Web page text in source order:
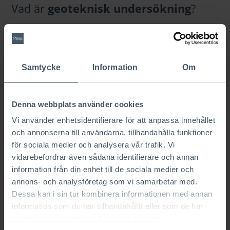
Samtycke Information Om
Denna webbplats använder cookies
Vi använder enhetsidentifierare för att anpassa innehållet
och annonserna till användarna, tillhandahålla funktioner
för sociala medier och analysera vår trafik. Vi
vidarebefordrar även sådana identifierare och annan
information från din enhet till de sociala medier och
annons- och analysföretag som vi samarbetar med.
Dessa kan i sin tur kombinera informationen med annan
information som du har tillhandahållit eller som de har
Vad är geoteknisk undersökning?
En geoteknisk undersökning görs främst för att
undersöka vilka laster en tomt klarar av. Vid
undersökningen får man information om
markförhållande som man inte kan avgöra med
blotta ögat. Vid byggnation av ett AChoice stenhus
Vad ärgarantibesiktning?
Det pågår en reklamationstid under 2 år efter
slutbesiktning. Skulle det uppstå fel under denna tid
kan man reklamera felen. Byggherren bokar in och
bekostar en garantibesiktning för att dokumentera
och bedöma felen.